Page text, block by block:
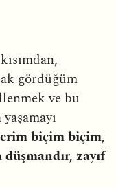
gördüğüm
ve bu
biçim biçim,
zayıf